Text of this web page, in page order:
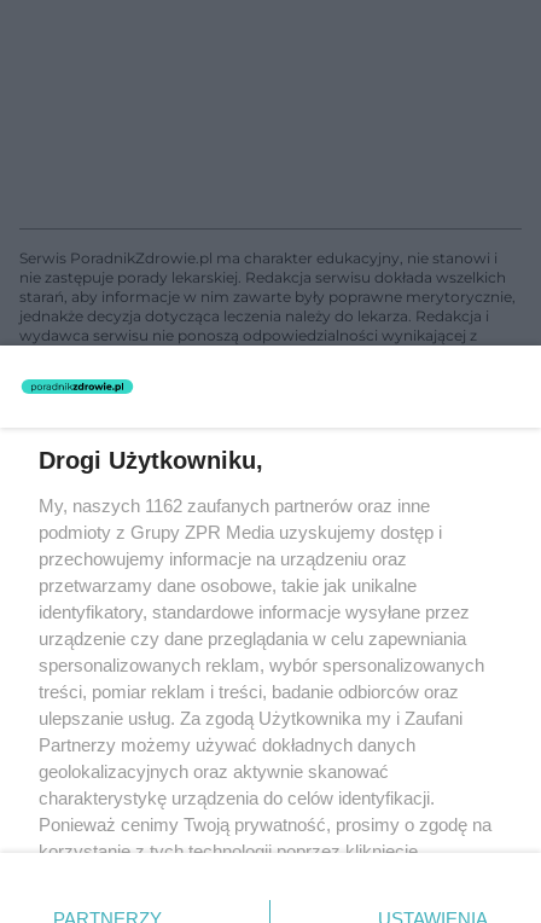
Serwis PoradnikZdrowie.pl ma charakter edukacyjny, nie stanowi i
nie zastępuje porady lekarskiej. Redakcja serwisu dokłada wszelkich
starań, aby informacje w nim zawarte były poprawne merytorycznie,
jednakże decyzja dotycząca leczenia należy do lekarza. Redakcja i
wydawca serwisu nie ponoszą odpowiedzialności wynikającej z
świadczeń zdrowotnych w rozumieniu art. 3 ust 1 ustawy o
rozpowszechniany lub dalej rozpowszechniany w jakikolwiek sposób
(w tym także elektroniczny lub mechaniczny) na jakimkolwiek polu
eksploatacji w jakiejkolwiek formie, włącznie z umieszczaniem w
Internecie bez pisemnej zgody właściciela praw. Jakiekolwiek użycie
lub wykorzystanie utworów w całości lub w części z naruszeniem
prawa, tzn. bez właściwej zgody, jest zabronione pod groźbą kary i
może być ścigane prawnie.
O nas
Informacje prawne
Nasze serwisy
Drogi Użytkowniku,
My, naszych 1162 zaufanych partnerów oraz inne
podmioty z Grupy ZPR Media uzyskujemy dostęp i
przechowujemy informacje na urządzeniu oraz
przetwarzamy dane osobowe, takie jak unikalne
identyfikatory, standardowe informacje wysyłane przez
urządzenie czy dane przeglądania w celu zapewniania
spersonalizowanych reklam, wybór spersonalizowanych
treści, pomiar reklam i treści, badanie odbiorców oraz
ulepszanie usług. Za zgodą Użytkownika my i Zaufani
Partnerzy możemy używać dokładnych danych
geolokalizacyjnych oraz aktywnie skanować
charakterystykę urządzenia do celów identyfikacji.
Ponieważ cenimy Twoją prywatność, prosimy o zgodę na
korzystanie z tych technologii poprzez kliknięcie
zmienić/wycofać klikając przycisk ustawień prywatności
PARTNERZY USTAWIENIA